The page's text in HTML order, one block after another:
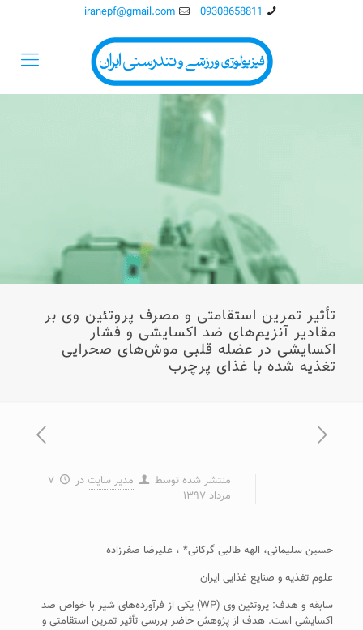
09308658811
iranepf@gmail.com
تأثیر تمرین استقامتی و مصرف پروتئین وی بر
مقادیر آنزیم‌های ضد اکسایشی و فشار
اکسایشی در عضله قلبی موش‌های صحرایی
تغذیه شده با غذای پرچرب
منتشر شده توسط مدیر سایت در
۷
مرداد ۱۳۹۷
حسین سلیمانی، الهه طالبی گرکانی* ، علیرضا صفرزاده
علوم تغذیه و صنایع غذایی ایران
سابقه و هدف: پروتئین وی (WP) یکی از فرآورده‌های شیر با خواص ضد
اکسایشی است. هدف از پژوهش حاضر بررسی تأثیر تمرین استقامتی و